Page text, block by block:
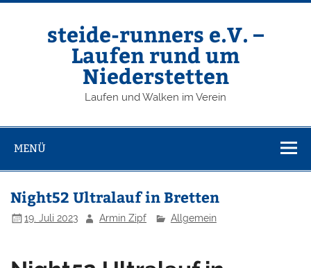
Zum
steide-runners e.V. –
Laufen rund um
Niederstetten
Laufen und Walken im Verein
MENÜ
Night52 Ultralauf in Bretten
19. Juli 2023 Armin Zipf Allgemein